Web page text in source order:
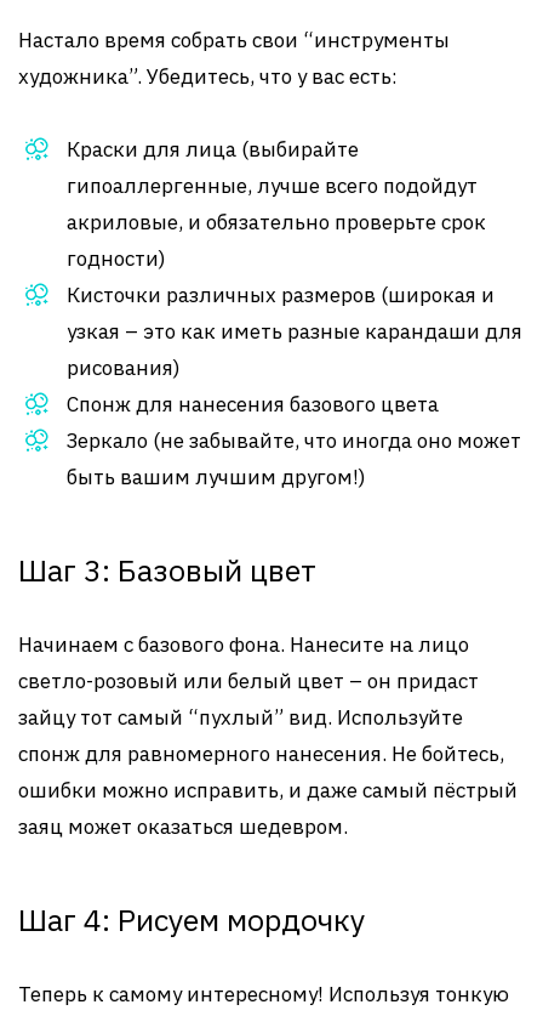
Настало время собрать свои “инструменты
художника”. Убедитесь, что у вас есть:
Краски для лица (выбирайте
гипоаллергенные, лучше всего подойдут
акриловые, и обязательно проверьте срок
годности)
Кисточки различных размеров (широкая и
узкая – это как иметь разные карандаши для
рисования)
Спонж для нанесения базового цвета
Зеркало (не забывайте, что иногда оно может
быть вашим лучшим другом!)
Шаг 3: Базовый цвет
Начинаем с базового фона. Нанесите на лицо
светло-розовый или белый цвет – он придаст
зайцу тот самый “пухлый” вид. Используйте
спонж для равномерного нанесения. Не бойтесь,
ошибки можно исправить, и даже самый пёстрый
заяц может оказаться шедевром.
Шаг 4: Рисуем мордочку
Теперь к самому интересному! Используя тонкую